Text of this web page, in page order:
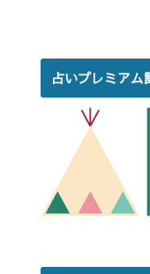
占いプレミアム